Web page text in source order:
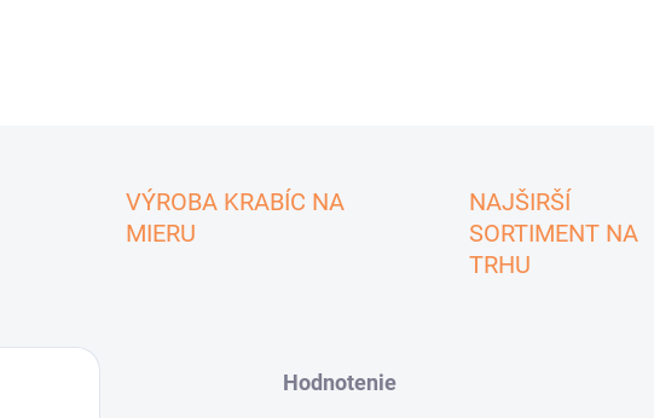
VÝROBA KRABÍC NA
MIERU
NAJŠIRŠÍ
SORTIMENT NA
TRHU
Hodnotenie